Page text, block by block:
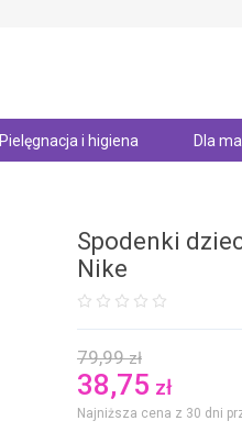
Pielęgnacja i higiena Dla
Spodenki
Nike
79,99zł
38,75 zł
Najniższa cena z 30 dni